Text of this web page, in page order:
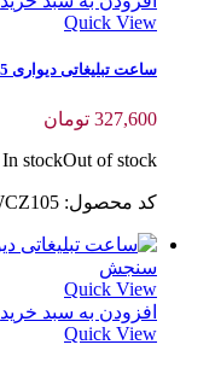
Quick View
ساعت تبلیغاتی دیواری WCZ105
327,600 تومان
In stockOut of stock
کد محصول: WCZ105
سنجش
Quick View
افزودن به سبد خرید
Quick View